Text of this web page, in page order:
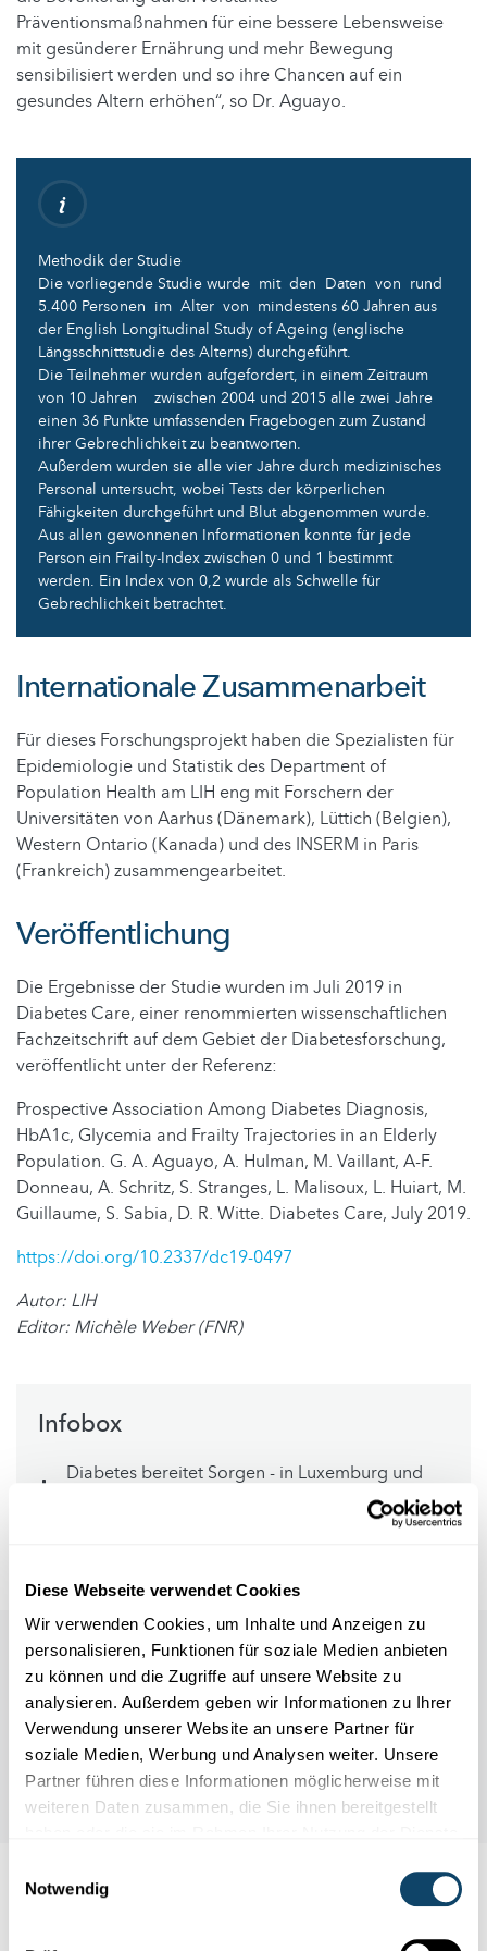
Diese Webseite verwendet Cookies
Wir verwenden Cookies, um Inhalte und Anzeigen zu
personalisieren, Funktionen für soziale Medien anbieten
zu können und die Zugriffe auf unsere Website zu
analysieren. Außerdem geben wir Informationen zu Ihrer
Verwendung unserer Website an unsere Partner für
soziale Medien, Werbung und Analysen weiter. Unsere
Partner führen diese Informationen möglicherweise mit
weiteren Daten zusammen, die Sie ihnen bereitgestellt
Notwendig
Präventionsmaßnahmen für eine bessere Lebensweise
mit gesünderer Ernährung und mehr Bewegung
sensibilisiert werden und so ihre Chancen auf ein
gesundes Altern erhöhen“, so Dr. Aguayo.
Methodik der Studie
Die vorliegende Studie wurde mit den Daten von rund
5.400 Personen im Alter von mindestens 60 Jahren aus
der English Longitudinal Study of Ageing (englische
Längsschnittstudie des Alterns) durchgeführt.
Die Teilnehmer wurden aufgefordert, in einem Zeitraum
von 10 Jahren zwischen 2004 und 2015 alle zwei Jahre
einen 36 Punkte umfassenden Fragebogen zum Zustand
ihrer Gebrechlichkeit zu beantworten.
Außerdem wurden sie alle vier Jahre durch medizinisches
Personal untersucht, wobei Tests der körperlichen
Fähigkeiten durchgeführt und Blut abgenommen wurde.
Aus allen gewonnenen Informationen konnte für jede
Person ein Frailty-Index zwischen 0 und 1 bestimmt
werden. Ein Index von 0,2 wurde als Schwelle für
Gebrechlichkeit betrachtet.
Internationale Zusammenarbeit
Für dieses Forschungsprojekt haben die Spezialisten für
Epidemiologie und Statistik des Department of
Population Health am LIH eng mit Forschern der
Universitäten von Aarhus (Dänemark), Lüttich (Belgien),
Western Ontario (Kanada) und des INSERM in Paris
(Frankreich) zusammengearbeitet.
Veröffentlichung
Die Ergebnisse der Studie wurden im Juli 2019 in
Diabetes Care, einer renommierten wissenschaftlichen
Fachzeitschrift auf dem Gebiet der Diabetesforschung,
veröffentlicht unter der Referenz:
Prospective Association Among Diabetes Diagnosis,
HbA1c, Glycemia and Frailty Trajectories in an Elderly
Population. G. A. Aguayo, A. Hulman, M. Vaillant, A-F.
Donneau, A. Schritz, S. Stranges, L. Malisoux, L. Huiart, M.
Guillaume, S. Sabia, D. R. Witte. Diabetes Care, July 2019.
https://doi.org/10.2337/dc19-0497
Autor: LIH
Editor: Michèle Weber (FNR)
Infobox
Diabetes bereitet Sorgen - in Luxemburg und
Auch interessant